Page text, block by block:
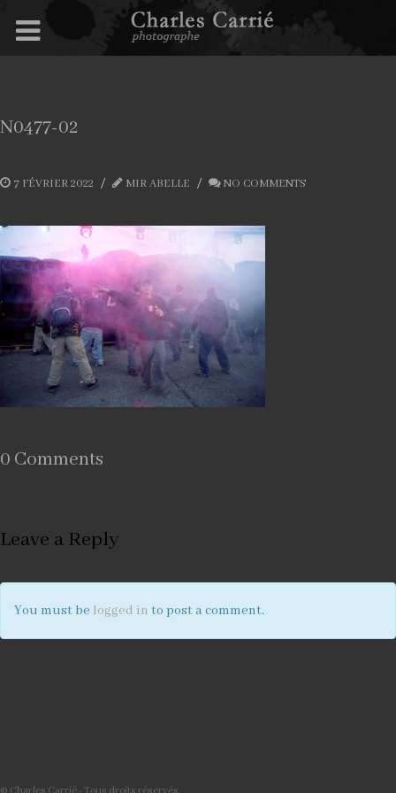
N0477-02
7 FÉVRIER 2022 MIR ABELLE NO COMMENTS
0 Comments
Leave a Reply
You must be logged in to post a comment.